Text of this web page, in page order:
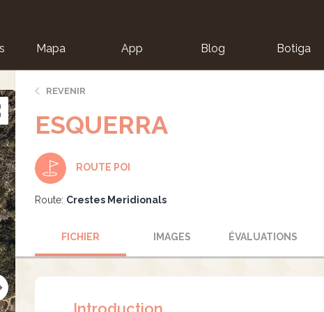
Mapa App Blog Botiga
REVENIR
ESQUERRA
ROUTE POI
Route: Crestes Meridionals
FICHIER IMAGES ÉVALUATIONS